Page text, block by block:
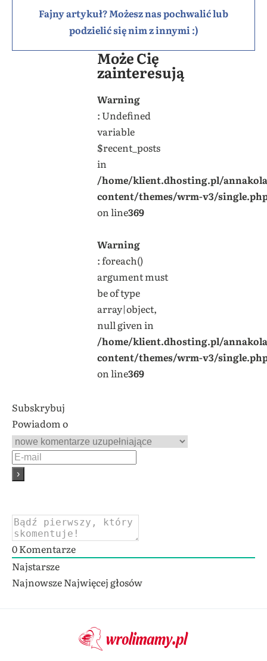
Fajny artykuł? Możesz nas pochwalić lub
podzielić się nim z innymi :)
Może Cię
zainteresują
Warning
: Undefined
variable
$recent_posts
in
/home/klient.dhosting.pl/
content/themes/wrm-v3/
on line369
Warning
: foreach()
argument must
be of type
array|object,
null given in
/home/klient.dhosting.pl/
content/themes/wrm-v3/
on line369
Subskrybuj
Powiadom o
0Komentarze
Najstarsze
NajnowszeNajwięcej głosów